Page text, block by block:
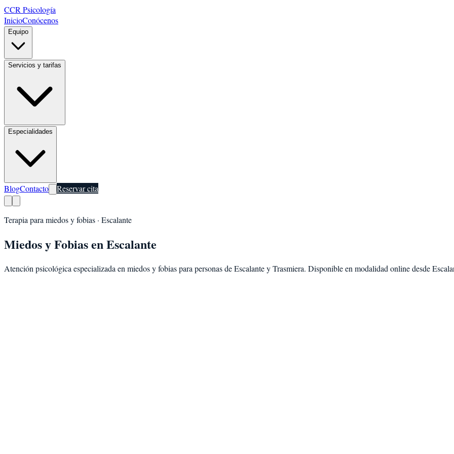
CCR Psicología
InicioConócenos
Equipo
Servicios y tarifas
Especialidades
BlogContacto Reservar cita
Terapia para miedos y fobias · Escalante
Miedos y FobiasenEscalante
Atención psicológica especializada en miedos y fobiaspara personas deEscalanteyTrasmiera. Disponible en modalidad online desde